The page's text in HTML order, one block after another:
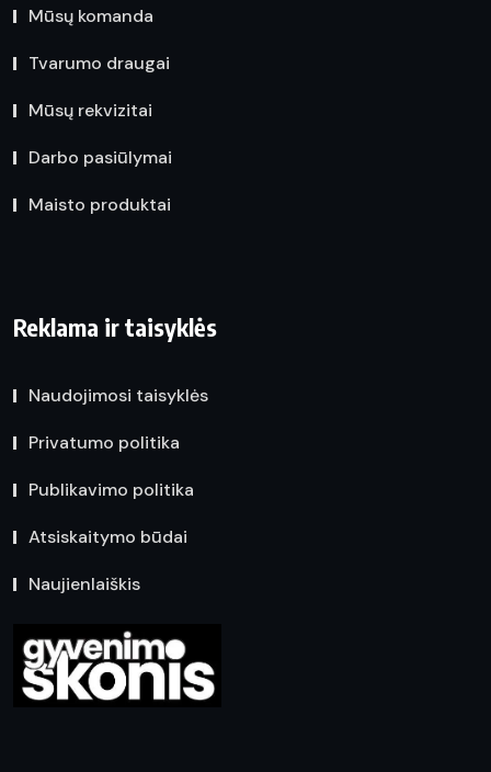
Mūsų komanda
Tvarumo draugai
Mūsų rekvizitai
Darbo pasiūlymai
Maisto produktai
Reklama ir taisyklės
Naudojimosi taisyklės
Privatumo politika
Publikavimo politika
Atsiskaitymo būdai
Naujienlaiškis